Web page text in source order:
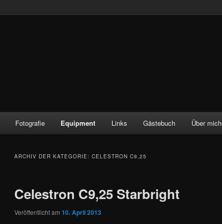
Fotografie Equipment Links Gästebuch Über mich
ARCHIV DER KATEGORIE: CELESTRON C9,25
Celestron C9,25 Starbright
Veröffentlicht am 10. April 2013